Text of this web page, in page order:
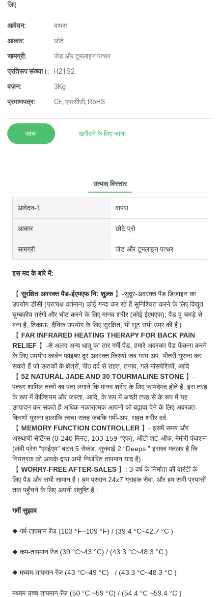
लिए
आवेदन:
वापस
आकार:
छोटे
सामग्री:
जेड और टूमलाइन पत्थर
प्रतिरूप संख्या।:
H21S2
वज़न:
3Kg
प्रमाणपत्र:
CE, एफसीसी, RoHS
जांच खरीदने के लिए जाना
उत्पाद विस्तार
आवेदन-1 वापस
आकार छोटे प्रो
सामग्री जेड और टूमलाइन पत्थर
इस मद के बारे में:
【सुरक्षित अवरक्त पैड-ईएमएफ नि: शुल्क 】-सुदूर-अवरक्त पैड डिजाइन का
उपयोग डीसी (प्रत्यक्ष वर्तमान) कोई गन्दा कर रहे हैं सुनिश्चित करने के लिए विद्युत
चुम्बकीय तरंगों और चोट करने के लिए मानव शरीर (कोई ईएमएफ); पैड पु चमड़े से
बना है, टिकाऊ, दैनिक उपयोग के लिए सुरक्षित, भी सूट सभी उम्र की है।
【 FAR INFRARED HEATING THERAPY FOR BACK PAIN
RELIEF 】-से अलग अन्य धातु का तार गर्मी पैड, हमारे अवरक्त पैड फेंकना करने
के लिए उपयोग कार्बन फाइबर दूर अवरक्त किरणों जब गरम अप, भीतरी घुसना कर
सकते हैं जो ऊतकों के क्षेत्रों, पीठ दर्द से राहत, तनाव, गले मांसपेशियों, आदि
【 52 NATURAL JADE AND 30 TOURMALINE STONE 】-
पत्थर शामिल तत्वों का पता लगाने कि मानव शरीर के लिए फायदेमंद होते हैं, इस तरह
के रूप में कैल्शियम और जस्ता, आदि, के रूप में अच्छी तरह से के रूप में यह
उत्पादन कर सकते हैं अधिक नकारात्मक आयनों को बढ़ावा देने के लिए अवरक्त-
किरणों घुसना हालांकि त्वचा सतह जबकि गर्मी-अप, राहत शरीर दर्द.
【 MEMORY FUNCTION CONTROLLER 】- इसमें समय और
अस्थायी सेटिंग्स (0-240 मिनट, 103-159 °एफ), ऑटो शट-ऑफ, मेमोरी फंक्शन
(लंबी प्रेस "एमईएम" बटन 5 सेकंड, सुनवाई 2 “Deeps ” इसका मतलब है कि
नियंत्रक को आपके द्वारा अभी निर्धारित तापमान याद है)
【 WORRY-FREE AFTER-SALES 】: 3-वर्ष के निर्माता की वारंटी के
लिए पैड और सभी सामान है। हम प्रदान 24x7 ग्राहक सेवा, और हम सभी प्रयासों
तक पहुँचने के लिए अपनी संतुष्टि है।
गर्मी सुझाव
◆ गर्म-तापमान रेंज (103 °F~109 °F) / (39.4 °C~42.7 °C )
◆ कम-तापमान रेंज (39 °C~43 °C) / (43.3 °C~48.3 °C )
◆ मध्यम-तापमान रेंज (43 °C~49 °C) / (43.3 °C~48.3 °C )
मध्यम उच्च तापमान रेंज (50 °C ~59 °C) / (54.4 °C ~59.4 °C )